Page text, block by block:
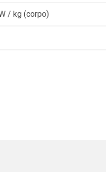
/ kg (corpo)